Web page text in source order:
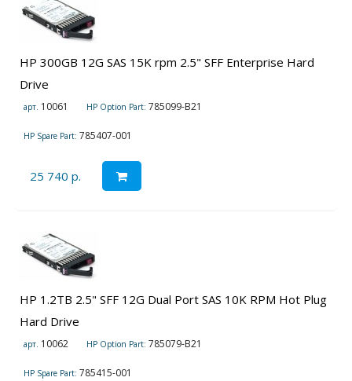
HP 300GB 12G SAS 15K rpm 2.5" SFF Enterprise Hard
Drive
арт. 10061 HP Option Part: 785099-B21
HP Spare Part: 785407-001
25 740 р.
HP 1.2TB 2.5" SFF 12G Dual Port SAS 10K RPM Hot Plug
Hard Drive
арт. 10062 HP Option Part: 785079-B21
HP Spare Part: 785415-001